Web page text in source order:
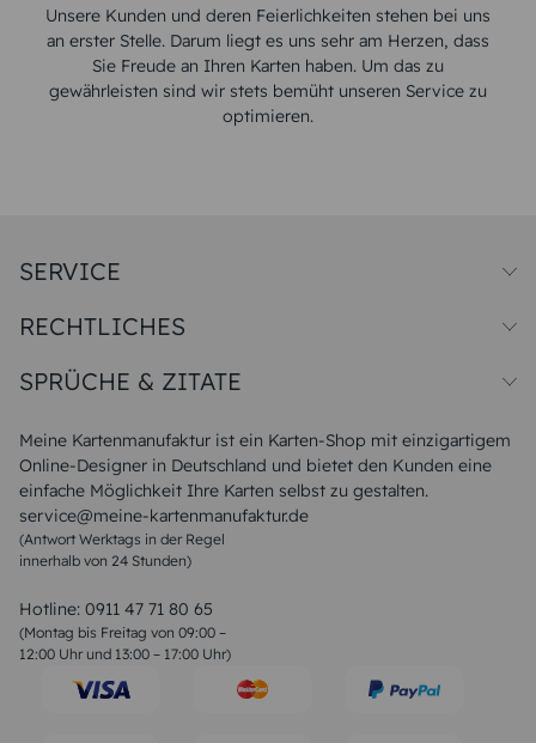
Unsere Kunden und deren Feierlichkeiten stehen bei uns
an erster Stelle. Darum liegt es uns sehr am Herzen, dass
Sie Freude an Ihren Karten haben. Um das zu
gewährleisten sind wir stets bemüht unseren Service zu
optimieren.
Meine Kartenmanufaktur ist ein Karten-Shop mit einzigartigem
Online-Designer in Deutschland und bietet den Kunden eine
einfache Möglichkeit Ihre Karten selbst zu gestalten.
service@meine-kartenmanufaktur.de
(Antwort Werktags in der Regel
innerhalb von 24 Stunden)
Hotline: 0911 47 71 80 65
(Montag bis Freitag von 09:00 –
12:00 Uhr und 13:00 – 17:00 Uhr)
SERVICE
Papiersorten
Unsere Produktion
Magazin
FAQ
RECHTLICHES
Widerrufsbelehrung
SPRÜCHE & ZITATE
Liebeskummer Sprüche
Sommer Sprüche
Muttertagssprüche
Sprüche zur Hochzeit
Sprüche zur Konfirmation & Kommunion
Weihnachtsgedichte
Liebessprüche
Geburtstagssprüche
Trauersprüche
Konfirmation Glückwünsche